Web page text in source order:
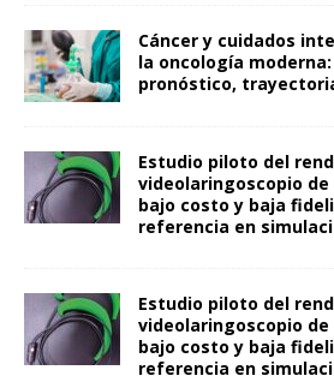
Cáncer y cuidados
la oncología
pronóstico,
Estudio piloto del
videolaringoscopio
bajo costo y baja
referencia en
Estudio piloto del
videolaringoscopio
bajo costo y baja
referencia en